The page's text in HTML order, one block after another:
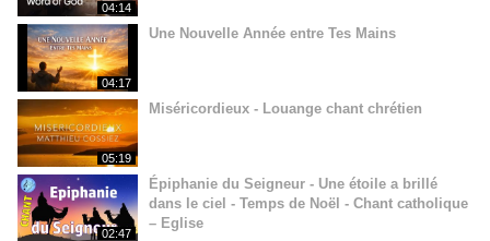
04:14
04:17
Une Nouvelle Année entre Tes Mains
05:19
Miséricordieux - Louange chant chrétien
02:47
Épiphanie du Seigneur - Une étoile a brillé
dans le ciel - Temps de Noël - Chant catholique
– Eglise